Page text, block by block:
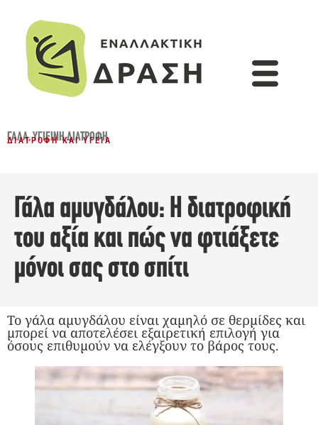
ΓΆΛΑ,ΥΓΙΕΙΝΉ ΔΙΑΤΡΟΦΉ
ΔΙΑΤΡΟΦΉ ΚΑΙ ΥΓΕΊΑ
Γάλα αμυγδάλου: Η διατροφική
του αξία και πώς να φτιάξετε
μόνοι σας στο σπίτι
Το γάλα αμυγδάλου είναι χαμηλό σε θερμίδες και
μπορεί να αποτελέσει εξαιρετική επιλογή για
όσους επιθυμούν να ελέγξουν το βάρος τους.